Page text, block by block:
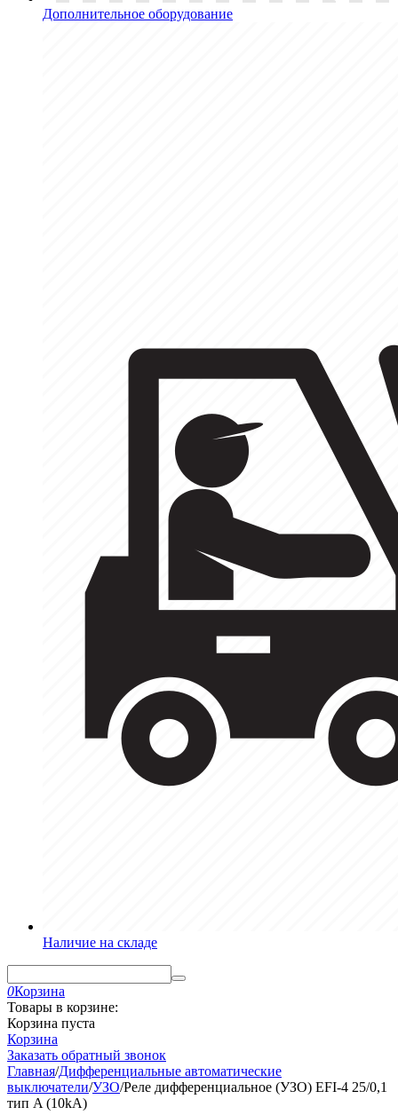
Дополнительное оборудование
Наличие на складе
0Корзина
Товары в корзине:
Корзина пуста
Корзина
Заказать обратный звонок
Главная/Дифференциальные автоматические
выключатели/УЗО/Реле дифференциальное (УЗО) EFI-4 25/0,1
тип A (10kA)